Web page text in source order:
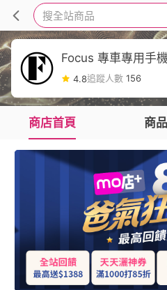
搜全站商品
Focus 專車專用手
機架
4.8追蹤人數 156
商店首頁 商品